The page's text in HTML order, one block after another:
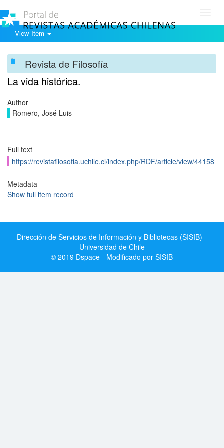
View Item
Revista de Filosofía
La vida histórica.
Author
Romero, José Luis
Full text
https://revistafilosofia.uchile.cl/index.php/RDF/article/view/44158
Metadata
Show full item record
Dirección de Servicios de Información y Bibliotecas (SISIB) -
Universidad de Chile
© 2019 Dspace - Modificado por SISIB